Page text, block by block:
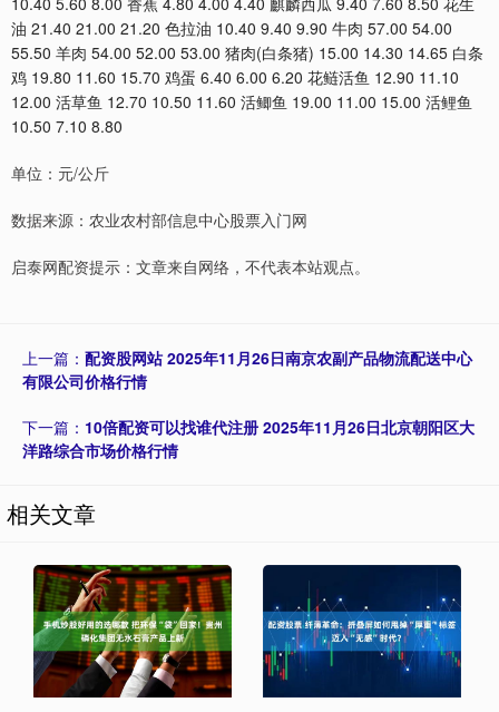
油 21.40 21.00 21.20 色拉油 10.40 9.40 9.90 牛肉 57.00 54.00
55.50 羊肉 54.00 52.00 53.00 猪肉(白条猪) 15.00 14.30 14.65 白条
鸡 19.80 11.60 15.70 鸡蛋 6.40 6.00 6.20 花鲢活鱼 12.90 11.10
12.00 活草鱼 12.70 10.50 11.60 活鲫鱼 19.00 11.00 15.00 活鲤鱼
10.50 7.10 8.80
单位：元/公斤
数据来源：农业农村部信息中心股票入门网
启泰网配资提示：文章来自网络，不代表本站观点。
上一篇： 配资股网站 2025年11月26日南京农副产品物流配送中心
有限公司价格行情
下一篇： 10倍配资可以找谁代注册 2025年11月26日北京朝阳区大
洋路综合市场价格行情
相关文章